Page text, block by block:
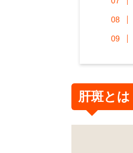
肝斑とは